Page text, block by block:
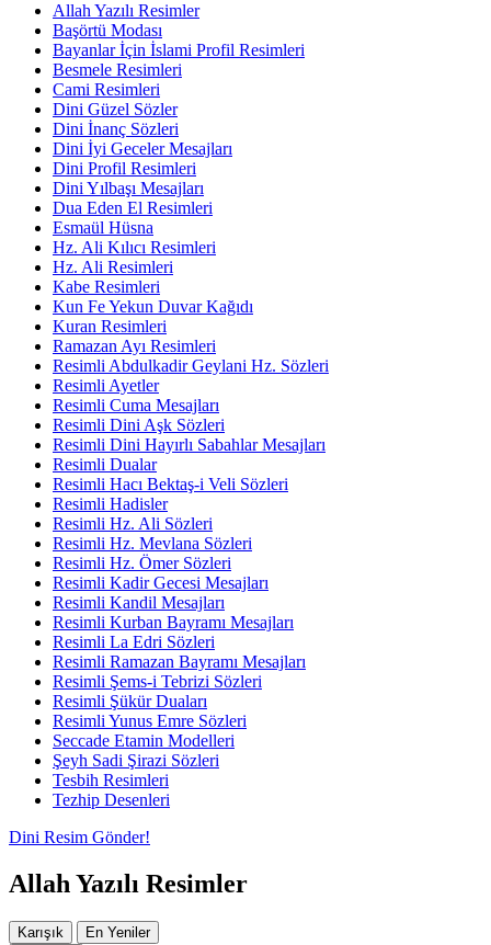
Allah Yazılı Resimler
Başörtü Modası
Bayanlar İçin İslami Profil Resimleri
Besmele Resimleri
Cami Resimleri
Dini Güzel Sözler
Dini İnanç Sözleri
Dini İyi Geceler Mesajları
Dini Profil Resimleri
Dini Yılbaşı Mesajları
Dua Eden El Resimleri
Esmaül Hüsna
Hz. Ali Kılıcı Resimleri
Hz. Ali Resimleri
Kabe Resimleri
Kun Fe Yekun Duvar Kağıdı
Kuran Resimleri
Ramazan Ayı Resimleri
Resimli Abdulkadir Geylani Hz. Sözleri
Resimli Ayetler
Resimli Cuma Mesajları
Resimli Dini Aşk Sözleri
Resimli Dini Hayırlı Sabahlar Mesajları
Resimli Dualar
Resimli Hacı Bektaş-i Veli Sözleri
Resimli Hadisler
Resimli Hz. Ali Sözleri
Resimli Hz. Mevlana Sözleri
Resimli Hz. Ömer Sözleri
Resimli Kadir Gecesi Mesajları
Resimli Kandil Mesajları
Resimli Kurban Bayramı Mesajları
Resimli La Edri Sözleri
Resimli Ramazan Bayramı Mesajları
Resimli Şems-i Tebrizi Sözleri
Resimli Şükür Duaları
Resimli Yunus Emre Sözleri
Seccade Etamin Modelleri
Şeyh Sadi Şirazi Sözleri
Tesbih Resimleri
Tezhip Desenleri
Dini Resim Gönder!
Allah Yazılı Resimler
Karışık
En Yeniler